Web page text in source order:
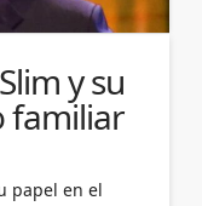
y su
familiar
papel en el